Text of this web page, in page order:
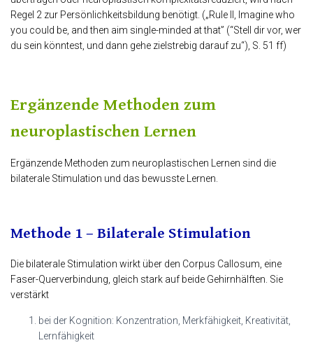
Regel 2 zur Persönlichkeitsbildung benötigt. („Rule II, Imagine who
you could be, and then aim single-minded at that” (“Stell dir vor, wer
du sein könntest, und dann gehe zielstrebig darauf zu“), S. 51 ff)
Ergänzende Methoden zum
neuroplastischen Lernen
Ergänzende Methoden zum neuroplastischen Lernen sind die
bilaterale Stimulation und das bewusste Lernen.
Methode 1 – Bilaterale Stimulation
Die bilaterale Stimulation wirkt über den Corpus Callosum, eine
Faser-Querverbindung, gleich stark auf beide Gehirnhälften. Sie
verstärkt
bei der Kognition: Konzentration, Merkfähigkeit, Kreativität,
Lernfähigkeit